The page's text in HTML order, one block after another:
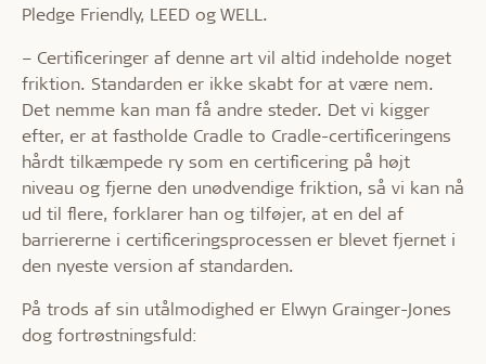
Pledge Friendly, LEED og WELL.
– Certificeringer af denne art vil altid indeholde noget
friktion. Standarden er ikke skabt for at være nem.
Det nemme kan man få andre steder. Det vi kigger
efter, er at fastholde Cradle to Cradle-certificeringens
hårdt tilkæmpede ry som en certificering på højt
niveau og fjerne den unødvendige friktion, så vi kan nå
ud til flere, forklarer han og tilføjer, at en del af
barriererne i certificeringsprocessen er blevet fjernet i
den nyeste version af standarden.
På trods af sin utålmodighed er Elwyn Grainger-Jones
dog fortrøstningsfuld: